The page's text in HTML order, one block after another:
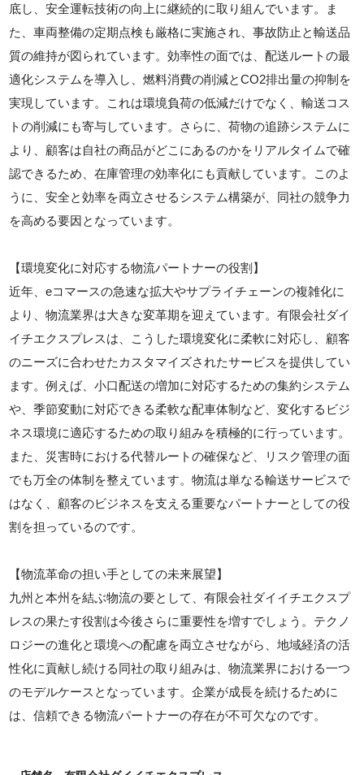
底し、安全運転技術の向上に継続的に取り組んでいます。ま
た、車両整備の定期点検も厳格に実施され、事故防止と輸送品
質の維持が図られています。効率性の面では、配送ルートの最
適化システムを導入し、燃料消費の削減とCO2排出量の抑制を
実現しています。これは環境負荷の低減だけでなく、輸送コス
トの削減にも寄与しています。さらに、荷物の追跡システムに
より、顧客は自社の商品がどこにあるのかをリアルタイムで確
認できるため、在庫管理の効率化にも貢献しています。このよ
うに、安全と効率を両立させるシステム構築が、同社の競争力
を高める要因となっています。
【環境変化に対応する物流パートナーの役割】
近年、eコマースの急速な拡大やサプライチェーンの複雑化に
より、物流業界は大きな変革期を迎えています。有限会社ダイ
イチエクスプレスは、こうした環境変化に柔軟に対応し、顧客
のニーズに合わせたカスタマイズされたサービスを提供してい
ます。例えば、小口配送の増加に対応するための集約システム
や、季節変動に対応できる柔軟な配車体制など、変化するビジ
ネス環境に適応するための取り組みを積極的に行っています。
また、災害時における代替ルートの確保など、リスク管理の面
でも万全の体制を整えています。物流は単なる輸送サービスで
はなく、顧客のビジネスを支える重要なパートナーとしての役
割を担っているのです。
【物流革命の担い手としての未来展望】
九州と本州を結ぶ物流の要として、有限会社ダイイチエクスプ
レスの果たす役割は今後さらに重要性を増すでしょう。テクノ
ロジーの進化と環境への配慮を両立させながら、地域経済の活
性化に貢献し続ける同社の取り組みは、物流業界における一つ
のモデルケースとなっています。企業が成長を続けるために
は、信頼できる物流パートナーの存在が不可欠なのです。